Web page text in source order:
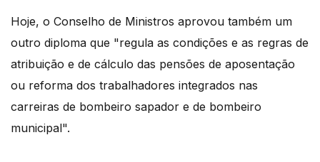
Hoje, o Conselho de Ministros aprovou também um
outro diploma que "regula as condições e as regras de
atribuição e de cálculo das pensões de aposentação
ou reforma dos trabalhadores integrados nas
carreiras de bombeiro sapador e de bombeiro
municipal".